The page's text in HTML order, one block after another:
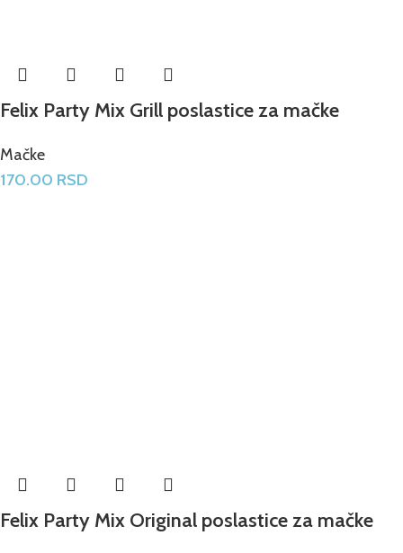
Felix Party Mix Grill poslastice za mačke
Mačke
170.00 RSD
Felix Party Mix Original poslastice za mačke